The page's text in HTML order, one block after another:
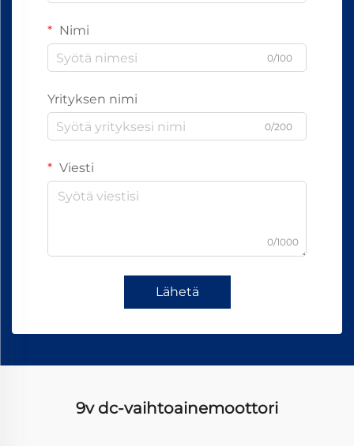
Nimi
0/100
Yrityksen nimi
0/200
Viesti
0/1000
Lähetä
9v dc-vaihtoainemoottori